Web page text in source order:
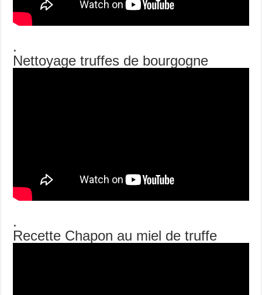
.
Nettoyage truffes de bourgogne
.
Recette Chapon au miel de truffe